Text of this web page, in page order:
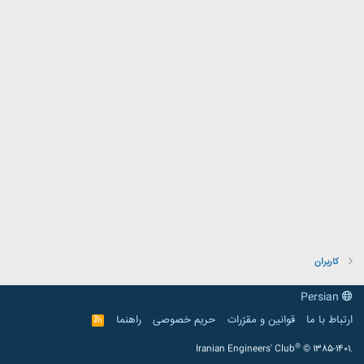
کاربران
ارتباط با ما
قوانین و مقرّرات حریم خصوصی راهنما
R
S
Iranian Engineers' Club® © 1385-1401.